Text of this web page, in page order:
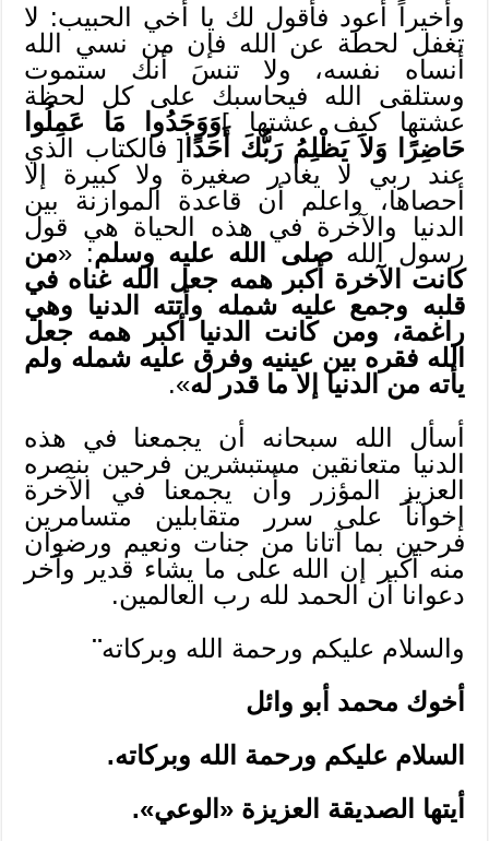
وأخيراً أعود فأقول لك يا أخي الحبيب: لا
تغفل لحطة عن الله فإن من نسي الله
أنساه نفسه، ولا تنسَ أنك ستموت
وستلقى الله فيحاسبك على كل لحظة
عشتها كيف عشتها ]وَوَجَدُوا مَا عَمِلُوا
حَاضِرًا وَلاَ يَظْلِمُ رَبُّكَ أَحَدًا [ فالكتاب الذي
عند ربي لا يغادر صغيرة ولا كبيرة إلا
أحصاها، واعلم أن قاعدة الموازنة بين
الدنيا والآخرة في هذه الحياة هي قول
رسول اللهصلى الله عليه وسلم: «من
كانت الآخرة أكبر همه جعل الله غناه في
قلبه وجمع عليه شمله وأتته الدنيا وهي
راغمة، ومن كانت الدنيا أكبر همه جعل
الله فقره بين عينيه وفرق عليه شمله ولم
يأته من الدنيا إلا ما قدر له».
أسأل الله سبحانه أن يجمعنا في هذه
الدنيا متعانقين مستبشرين فرحين بنصره
العزيز المؤزر وأن يجمعنا في الآخرة
إخواناً على سرر متقابلين متسامرين
فرحين بما آتانا من جنات ونعيم ورضوان
منه أكبر إن الله على ما يشاء قدير وآخر
دعوانا أن الحمد لله رب العالمين.
والسلام عليكم ورحمة الله وبركاته¨
أخوك محمد أبو وائل
السلام عليكم ورحمة الله وبركاته.
أيتها الصديقة العزيزة «الوعي».